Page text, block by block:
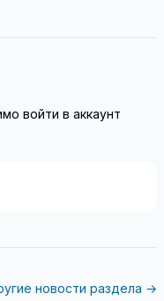
войти в аккаунт
новости раздела →